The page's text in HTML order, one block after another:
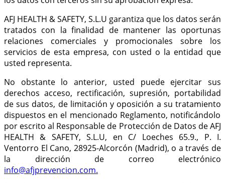
AFJ HEALTH & SAFETY, S.L.U garantiza que los datos serán
tratados con la finalidad de mantener las oportunas
relaciones comerciales y promocionales sobre los
servicios de esta empresa, con usted o la entidad que
usted representa.
No obstante lo anterior, usted puede ejercitar sus
derechos acceso, rectificación, supresión, portabilidad
de sus datos, de limitación y oposición a su tratamiento
dispuestos en el mencionado Reglamento, notificándolo
por escrito al Responsable de Protección de Datos de AFJ
HEALTH & SAFETY, S.L.U, en C/ Loeches 65.9., P. I.
Ventorro El Cano, 28925-Alcorcón (Madrid), o a través de
la dirección de correo electrónico
info@afjprevencion.com.